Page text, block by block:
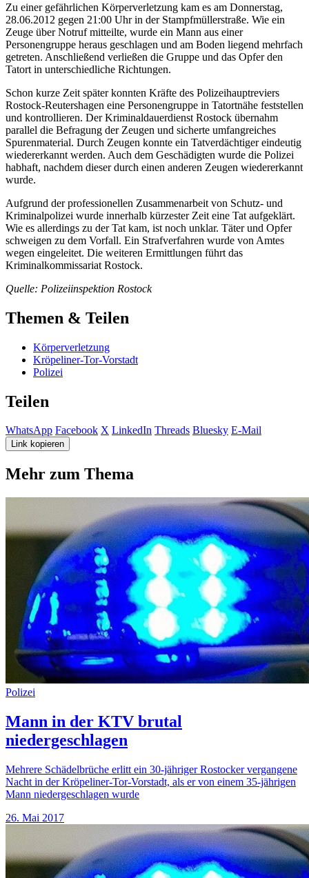
Zu einer gefährlichen Körperverletzung kam es am Donnerstag,
28.06.2012 gegen 21:00 Uhr in der Stampfmüllerstraße. Wie ein
Zeuge über Notruf mitteilte, wurde ein Mann aus einer
Personengruppe heraus geschlagen und am Boden liegend mehrfach
getreten. Anschließend verließen die Gruppe und das Opfer den
Tatort in unterschiedliche Richtungen.
Schon kurze Zeit später konnten Kräfte des Polizeihauptreviers
Rostock-Reutershagen eine Personengruppe in Tatortnähe feststellen
und kontrollieren. Der Kriminaldauerdienst Rostock übernahm
parallel die Befragung der Zeugen und sicherte umfangreiches
Spurenmaterial. Durch Zeugen konnte ein Tatverdächtiger eindeutig
wiedererkannt werden. Auch dem Geschädigten wurde die Polizei
habhaft, nachdem dieser durch einen anderen Zeugen wiedererkannt
wurde.
Aufgrund der professionellen Zusammenarbeit von Schutz- und
Kriminalpolizei wurde innerhalb kürzester Zeit eine Tat aufgeklärt.
Wie es allerdings zu der Tat kam, ist noch unklar. Täter und Opfer
schweigen zu dem Vorfall. Ein Strafverfahren wurde von Amtes
wegen eingeleitet. Die weiteren Ermittlungen führt das
Kriminalkommissariat Rostock.
Quelle: Polizeiinspektion Rostock
Themen & Teilen
Körperverletzung
Kröpeliner-Tor-Vorstadt
Polizei
Teilen
WhatsApp Facebook X LinkedIn Threads Bluesky E-Mail
Link kopieren
Mehr zum Thema
Polizei
Mann in der KTV brutal
niedergeschlagen
Mehrere Schädelbrüche erlitt ein 30-jähriger Rostocker vergangene
Nacht in der Kröpeliner-Tor-Vorstadt, als er von einem 35-jährigen
Mann niedergeschlagen wurde
26. Mai 2017